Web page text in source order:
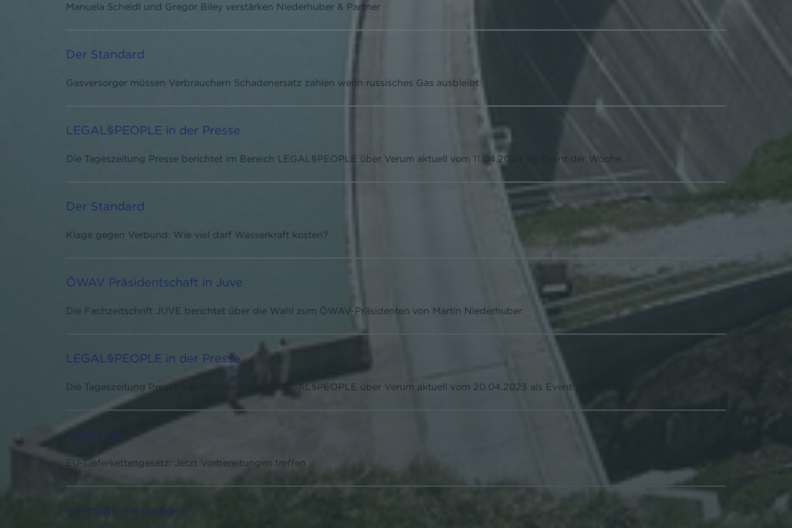
Manuela Scheidl und Gregor Biley verstärken Niederhuber & Partner
Der Standard
Gasversorger müssen Verbrauchern Schadenersatz zahlen wenn russisches Gas ausbleibt
LEGAL§PEOPLE in der Presse
Die Tageszeitung Presse berichtet im Bereich LEGAL§PEOPLE über Verum aktuell vom 11.04.2024 als Event der Woche.
Der Standard
Klage gegen Verbund: Wie viel darf Wasserkraft kosten?
ÖWAV Präsidentschaft in Juve
Die Fachzeitschrift JUVE berichtet über die Wahl zum ÖWAV-Präsidenten von Martin Niederhuber.
LEGAL§PEOPLE in der Presse
Die Tageszeitung Presse berichtet im Bereich LEGAL§PEOPLE über Verum aktuell vom 20.04.2023 als Event der Woche.
report.at
EU-Lieferkettengesetz: Jetzt Vorbereitungen treffen
energate messenger